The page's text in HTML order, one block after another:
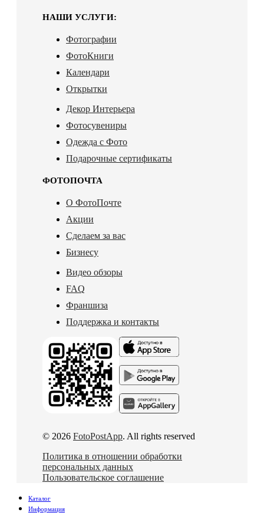
НАШИ УСЛУГИ:
Фотографии
ФотоКниги
Календари
Открытки
Декор Интерьера
Фотосувениры
Одежда с Фото
Подарочные сертификаты
ФОТОПОЧТА
О ФотоПочте
Акции
Сделаем за вас
Бизнесу
Видео обзоры
FAQ
Франшиза
Поддержка и контакты
© 2026 FotoPostApp. All rights reserved
Политика в отношении обработки
персональных данных
Пользовательское соглашение
Каталог
Информация